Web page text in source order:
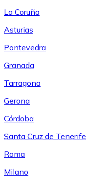
La Coruña
Asturias
Pontevedra
Granada
Tarragona
Gerona
Córdoba
Santa Cruz de Tenerife
Roma
Milano